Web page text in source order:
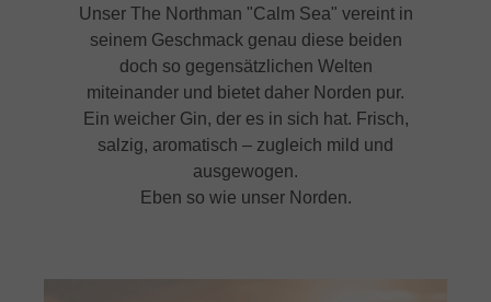
Unser The Northman "Calm Sea" vereint in
seinem Geschmack genau diese beiden
doch so gegensätzlichen Welten
miteinander und bietet daher Norden pur.
Ein weicher Gin, der es in sich hat. Frisch,
salzig, aromatisch – zugleich mild und
ausgewogen.
Eben so wie unser Norden.